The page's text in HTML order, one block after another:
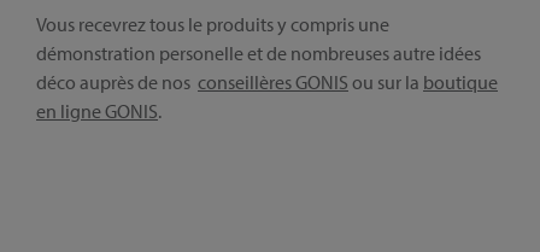
Vous recevrez tous le produits y compris une
démonstration personelle et de nombreuses autre idées
déco auprès de nos conseillères GONIS ou sur la boutique
en ligne GONIS.